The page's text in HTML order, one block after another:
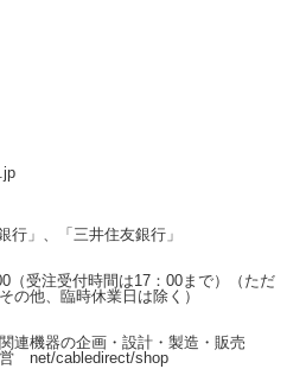
行」、「三井住友銀行」
（受注受付時間は17：00まで）
（ただ
の他、臨時休業日は除く）
連機器の企画・設計・製造・販売
営 net/cabledirect/shop